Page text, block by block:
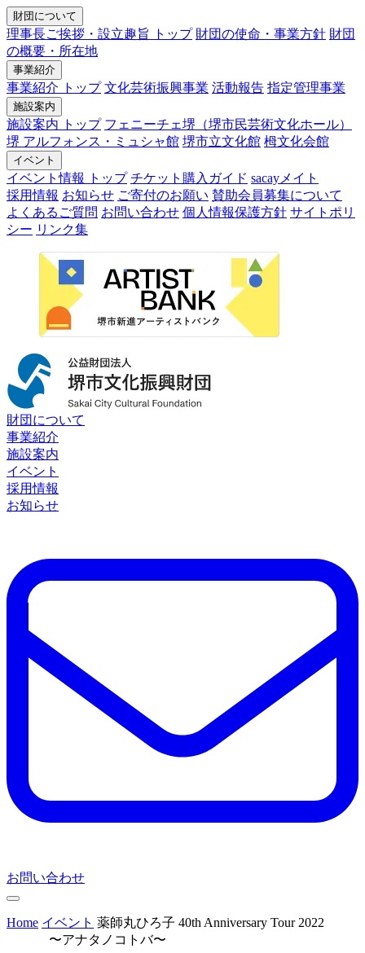
財団について
理事長ご挨拶・設立趣旨 トップ 財団の使命・事業方針 財団
の概要・所在地
事業紹介
事業紹介 トップ 文化芸術振興事業 活動報告 指定管理事業
施設案内
施設案内 トップ フェニーチェ堺（堺市民芸術文化ホール）
堺 アルフォンス・ミュシャ館 堺市立文化館 栂文化会館
イベント
イベント情報 トップ チケット購入ガイド sacayメイト
採用情報 お知らせ ご寄付のお願い 賛助会員募集について
よくあるご質問 お問い合わせ 個人情報保護方針 サイトポリ
シー リンク集
財団について
事業紹介
施設案内
イベント
採用情報
お知らせ
お問い合わせ
Home イベント 薬師丸ひろ子 40th Anniversary Tour 2022
〜アナタノコトバ〜